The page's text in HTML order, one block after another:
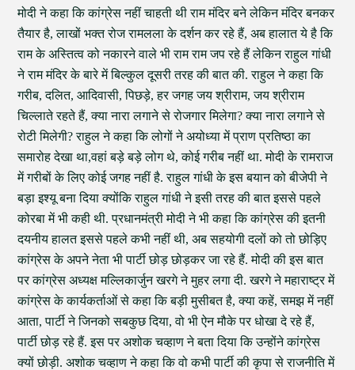
मोदी ने कहा कि कांग्रेस नहीं चाहती थी राम मंदिर बने लेकिन मंदिर बनकर
तैयार है, लाखों भक्त रोज रामलला के दर्शन कर रहे हैं, अब हालात ये है कि
राम के अस्तित्व को नकारने वाले भी राम राम जप रहे हैं लेकिन राहुल गांधी
ने राम मंदिर के बारे में बिल्कुल दूसरी तरह की बात की. राहुल ने कहा कि
गरीब, दलित, आदिवासी, पिछड़े, हर जगह जय श्रीराम, जय श्रीराम
चिल्लाते रहते हैं, क्या नारा लगाने से रोजगार मिलेगा? क्या नारा लगाने से
रोटी मिलेगी? राहुल ने कहा कि लोगों ने अयोध्या में प्राण प्रतिष्ठा का
समारोह देखा था,वहां बड़े बड़े लोग थे, कोई गरीब नहीं था. मोदी के रामराज
में गरीबों के लिए कोई जगह नहीं है. राहुल गांधी के इस बयान को बीजेपी ने
बड़ा इश्यू बना दिया क्योंकि राहुल गांधी ने इसी तरह की बात इससे पहले
कोरबा में भी कही थी. प्रधानमंत्री मोदी ने भी कहा कि कांग्रेस की इतनी
दयनीय हालत इससे पहले कभी नहीं थी, अब सहयोगी दलों को तो छोड़िए
कांग्रेस के अपने नेता भी पार्टी छोड़ छोड़कर जा रहे हैं. मोदी की इस बात
पर कांग्रेस अध्यक्ष मल्लिकार्जुन खरगे ने मुहर लगा दी. खरगे ने महाराष्ट्र में
कांग्रेस के कार्यकर्ताओं से कहा कि बड़ी मुसीबत है, क्या कहें, समझ में नहीं
आता, पार्टी ने जिनको सबकुछ दिया, वो भी ऐन मौके पर धोखा दे रहे हैं,
पार्टी छोड़ रहे हैं. इस पर अशोक चव्हाण ने बता दिया कि उन्होंने कांग्रेस
क्यों छोड़ी. अशोक चव्हाण ने कहा कि वो कभी पार्टी की कृपा से राजनीति में